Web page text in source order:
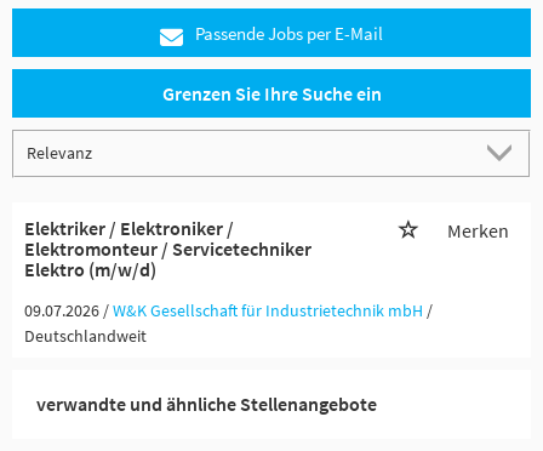
Passende Jobs per E-Mail
Grenzen Sie Ihre Suche ein
Elektriker / Elektroniker /
Elektromonteur / Servicetechniker
Elektro (m/w/d)
Merken
09.07.2026 /W&K Gesellschaft für Industrietechnik mbH /
Deutschlandweit
verwandte und ähnliche Stellenangebote